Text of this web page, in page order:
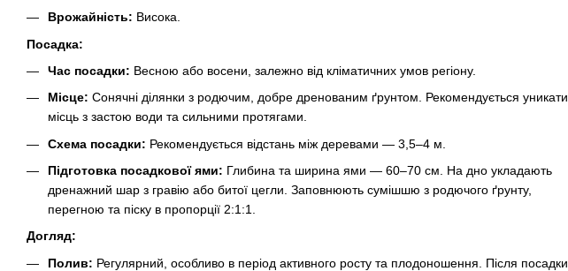
Врожайність: Висока.
Посадка:
Час посадки: Весною або восени, залежно від кліматичних умов регіону.
Місце: Сонячні ділянки з родючим, добре дренованим ґрунтом. Рекомендується уникати
місць з застою води та сильними протягами.
Схема посадки: Рекомендується відстань між деревами — 3,5–4 м.
Підготовка посадкової ями: Глибина та ширина ями — 60–70 см. На дно укладають
дренажний шар з гравію або битої цегли. Заповнюють сумішшю з родючого ґрунту,
перегною та піску в пропорції 2:1:1.
Догляд:
Полив: Регулярний, особливо в період активного росту та плодоношення. Після посадки